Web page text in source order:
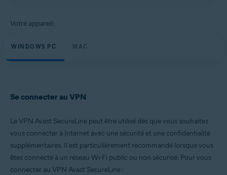
Votre appareil:
WINDOWS PC MAC
Se connecter au VPN
Le VPN Avast SecureLine peut être utilisé dès que vous souhaitez
vous connecter à Internet avec une sécurité et une confidentialité
supplémentaires. Il est particulièrement recommandé lorsque vous
êtes connecté à un réseau Wi-Fi public ou non sécurisé. Pour vous
connecter au VPN Avast SecureLine :